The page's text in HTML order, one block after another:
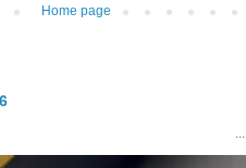
Home page